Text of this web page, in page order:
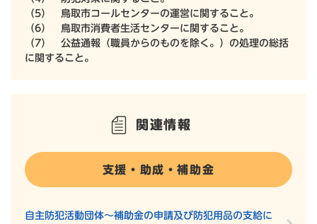
（5） 鳥取市コールセンターの運営に関すること。
（6） 鳥取市消費者生活センターに関すること。
（7） 公益通報（職員からのものを除く。）の処理の総括
に関すること。
関連情報
支援・助成・補助金
自主防犯活動団体～補助金の申請及び防犯用品の支給に